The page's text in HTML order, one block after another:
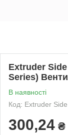
Extruder
Series)
В наявності
Код: Extruder
300,24 ₴